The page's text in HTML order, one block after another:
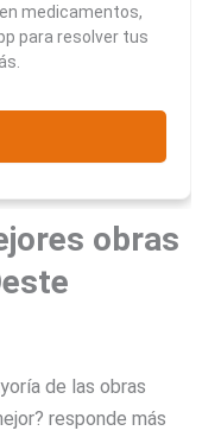
medicamentos,
para resolver tus
obras
de las obras
responde más